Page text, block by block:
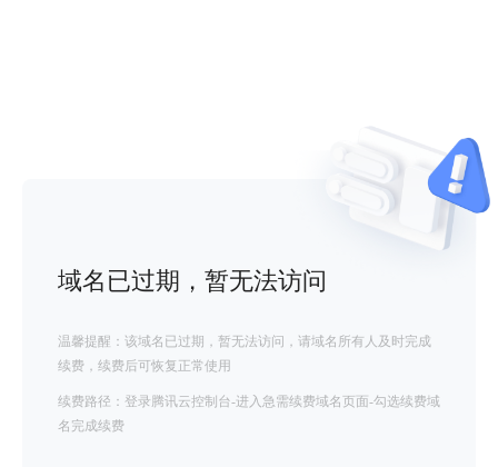
域名已过期，暂无法访问
温馨提醒：该域名已过期，暂无法访问，请域名所有人及时完成
续费，续费后可恢复正常使用
续费路径：登录腾讯云控制台-进入急需续费域名页面-勾选续费域
名完成续费